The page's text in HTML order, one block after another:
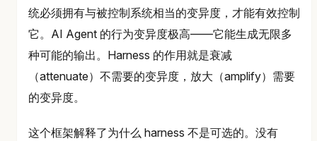
统必须拥有与被控制系统相当的变异度，才能有效控制
它。AI Agent 的行为变异度极高——它能生成无限多
种可能的输出。Harness 的作用就是衰减
（attenuate）不需要的变异度，放大（amplify）需要
的变异度。
这个框架解释了为什么 harness 不是可选的。没有